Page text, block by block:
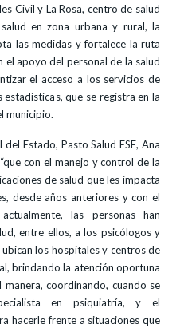
Civil y La Rosa, centro de salud
en zona urbana y rural, la
las medidas y fortalece la ruta
el apoyo del personal de la salud
el acceso a los servicios de
que se registra en la
municipio.
Estado, Pasto Salud ESE, Ana
con el manejo y control de la
de salud que les impacta
desde años anteriores y con el
las personas han
entre ellos, a los psicólogos y
los hospitales y centros de
brindando la atención oportuna
coordinando, cuando se
en psiquiatría, y el
hacerle frente a situaciones que